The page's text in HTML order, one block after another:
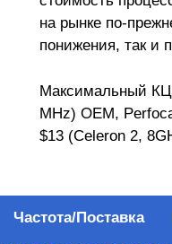
на рынке по-
понижения, так и
Максимальный
MHz) OEM,
$13 (Celeron 2,
Частота/Поставка